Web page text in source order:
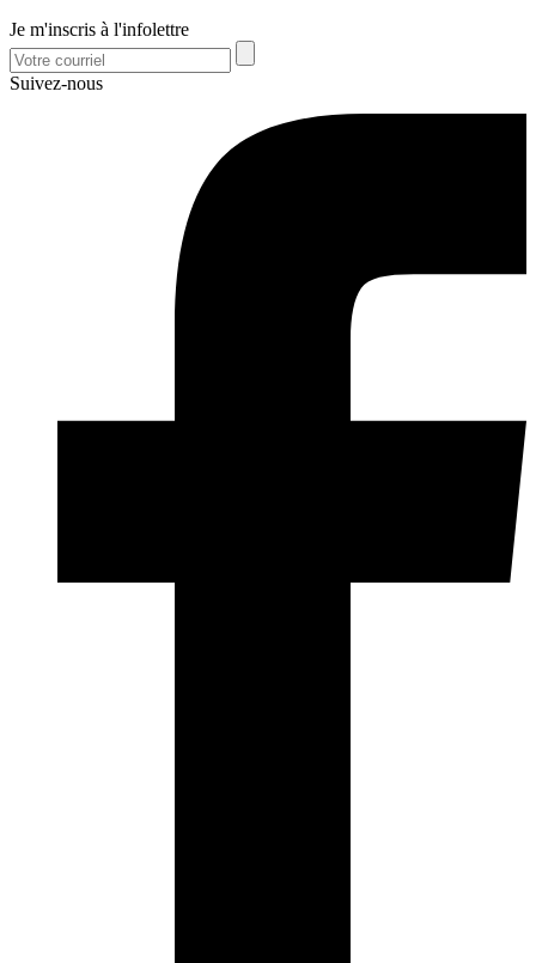
Je m'inscris à l'infolettre
Suivez-nous